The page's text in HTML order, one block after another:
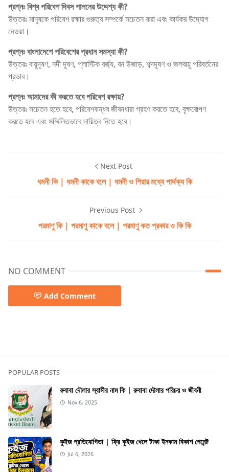
প্রশ্নঃ বিশ্ব পরিবেশ দিবস পালনের উদ্দেশ্য কী?
উত্তরঃ মানুষকে পরিবেশ রক্ষার গুরুত্ব সম্পর্কে সচেতন করা এবং কার্যকর উদ্যোগ
নেওয়া।
প্রশ্নঃ বাংলাদেশে পরিবেশের প্রধান সমস্যা কী?
উত্তরঃ বায়ুদূষণ, নদী দূষণ, প্লাস্টিক বর্জ্য, বন উজাড়, শব্দদূষণ ও জলবায়ু পরিবর্তনের
প্রভাব।
প্রশ্নঃ আমাদের কী করতে হবে পরিবেশ রক্ষায়?
উত্তরঃ সচেতন হতে হবে, পরিবেশবান্ধব জীবনধারা গ্রহণ করতে হবে, বৃক্ষরোপণ
করতে হবে এবং সম্মিলিতভাবে দায়িত্ব নিতে হবে।
Next Post
ধমনী কি | ধমনী কাকে বলে | ধমনী ও শিরার মধ্যে পার্থক্য কি
Previous Post
পরমাণু কি | পরমাণু কাকে বলে | পরমাণু কত প্রকার ও কি কি
NO COMMENT
Add Comment
POPULAR POSTS
রুবাবা দৌলার স্বামীর নাম কি | রুবাবা দৌলার পরিচয় ও জীবনী
Nov 6, 2025
কুইজ প্রতিযোগিতা | ফ্রি কুইজ খেলে টাকা ইনকাম বিকাশ পেমেন্ট
Jul 6, 2026